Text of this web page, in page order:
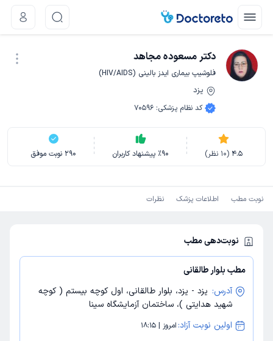
دکتر مسعوده مجاهد
فلوشیپ بیماری ایدز بالینی (HIV/AIDS)
یزد
کد نظام پزشکی:
70596
4.5
(
10 نظر) ٪90 پیشنهاد کاربران 290 نوبت موفق
نوبت مطب اطلاعات پزشک نظرات
نوبت‌دهی مطب
مطب بلوار طالقانی
آدرس: یزد - یزد، بلوار طالقانی، اول کوچه بیستم ( کوچه
شهید هدایتی )، ساختمان آزمایشگاه سینا
اولین نوبت آزاد: امروز | 18:15